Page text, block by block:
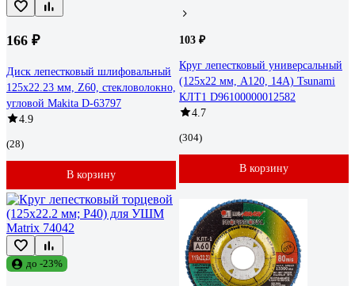
166 ₽
Диск лепестковый шлифовальный
125x22.23 мм, Z60, стекловолокно,
угловой Makita D-63797
4.9
(28)
В корзину
103 ₽
Круг лепестковый универсальный
(125х22 мм, А120, 14А) Tsunami
КЛТ1 D96100000012582
4.7
(304)
В корзину
до -23%